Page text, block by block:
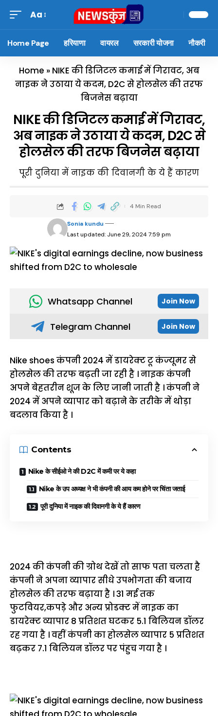
Aa
Home Page हरियाणा वायरल सरकारी योजना नौकरी
Home » NIKE की डिजिटल कमाई में गिरावट, अब
नाइक ने उठाया ये कदम, D2C से होलसेल की तरफ
बिजनेस बढ़ाया
NIKE की डिजिटल कमाई में गिरावट,
अब नाइक ने उठाया ये कदम, D2C से
होलसेल की तरफ बिजनेस बढ़ाया
पूरी दुनिया में नाइक की दिवानगी के ये हैं कारण
Last updated: June 29, 2024 7:59 pm
Sonia kundu
4 Min Read
Whatsapp Channel Join Now
Telegram Channel Join Now
Nike shoes कंपनी 2024 में डायरेक्ट टू कंज्यूमर से
होलसेल की तरफ बढ़ती जा रही है । नाइक कंपनी
अपने बेहतरीन शूज के लिए जानी जाती है । कंपनी ने
2024 में अपने व्यापार को बढ़ाने के तरीके में थोड़ा
बदलाव किया है ।
Contents
Nike के सीईओ ने की D2C में कमी पर ये कहा
Nike के उप अध्यक्ष ने भी कंपनी की आय कम होने पर चिंता जताई
पूरी दुनिया में नाइक की दिवानगी के ये हैं कारण
2024 की कंपनी की ग्रोथ देखें तो साफ पता चलता है
कंपनी ने अपना व्यापार सीधे उपभोगता की बजाय
होलसेल की तरफ बढ़ाया है । 31 मई तक
फुटवियर,कपड़े और अन्य प्रोडक्ट में नाइक का
डायरेक्ट व्यापार 8 प्रतिशत घटकर 5.1 बिलियन डॉलर
रह गया है । वहीं कंपनी का होलसेल व्यापार 5 प्रतिशत
बढ़कर 7.1 बिलियन डॉलर पर पंहुच गया है ।